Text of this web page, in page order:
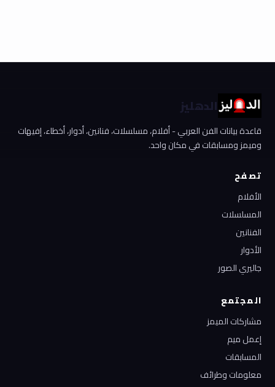
الدهليز
قاعدة بيانات الفن العربي - أفلام، مسلسلات، فنانين، أدوار، أخطاء، إفيهات
وميمز ومسابقات في مكان واحد.
تصفح
الأفلام
المسلسلات
الفنانين
الأدوار
جاليري الصور
المجتمع
مشاركات الميمز
إعمل ميم
المسابقات
معلومات وطرائف